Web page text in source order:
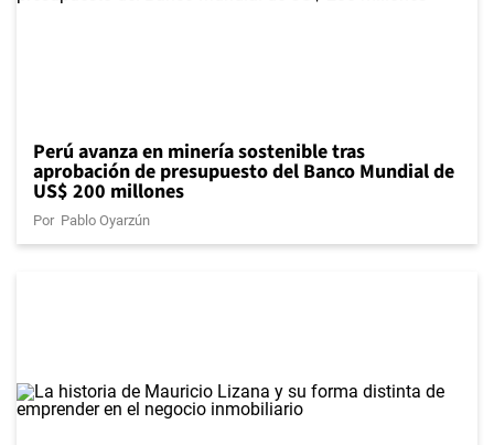
Perú avanza en minería sostenible tras
aprobación de presupuesto del Banco Mundial de
US$ 200 millones
Por Pablo Oyarzún